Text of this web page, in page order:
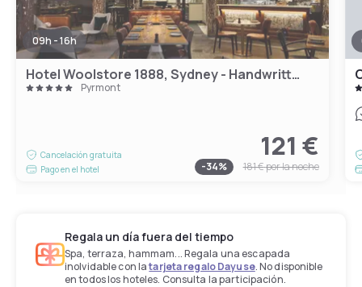
09h - 16h
Hotel Woolstore 1888, Sydney - Handwritten Collection
Pyrmont
Cancelación gratuita
Pago en el hotel
121 €
-34% 181 €por la noche
Regala un día fuera del tiempo
Spa, terraza, hammam... Regala una escapada
inolvidable con latarjeta regalo Dayuse. No disponible
en todos los hoteles. Consulta la participación.